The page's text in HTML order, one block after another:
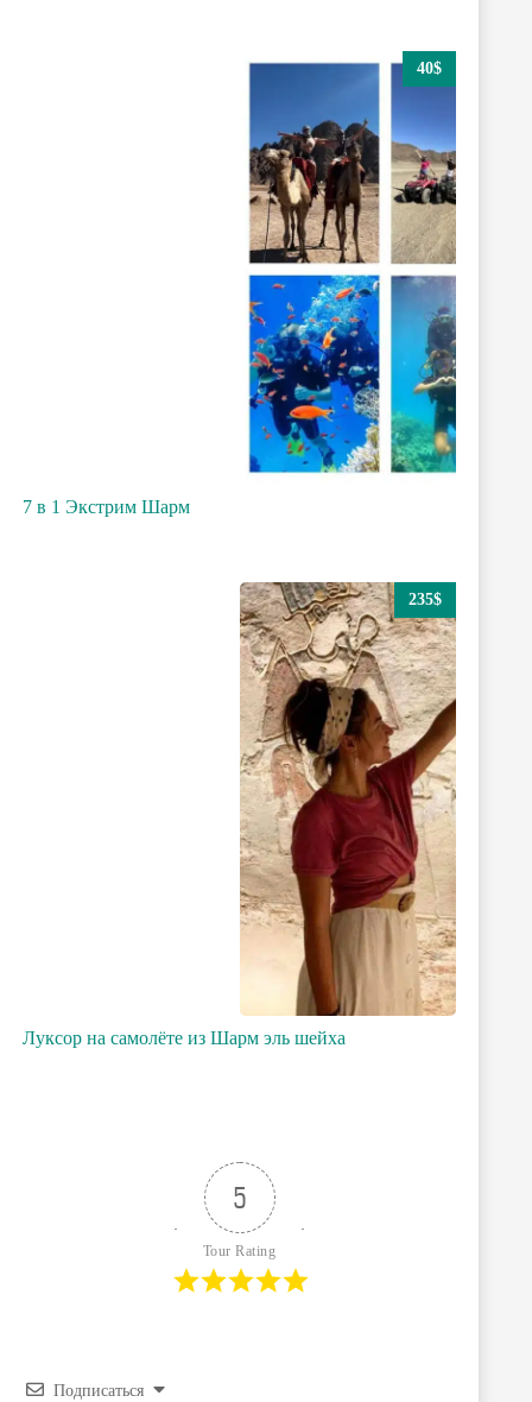
7 в 1 Экстрим Шарм
40$
Луксор на самолёте из Шарм эль шейха
235$
5
Tour Rating
Подписаться